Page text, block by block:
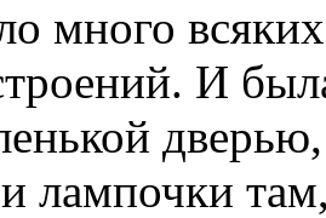
много
И
лампочки